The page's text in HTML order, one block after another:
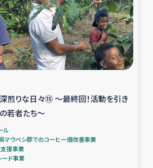
農を通した女性グループの生計支援
普及と食生活改善による栄養改善事業
フェアトレード事業
向上を通じた子どもの栄養改善事業
民際教育
煎りな日々⑮ ～最終回！活動を引き
若者たち～
ル
マウベシ郡でのコーヒー畑改善事業
援事業
ード事業